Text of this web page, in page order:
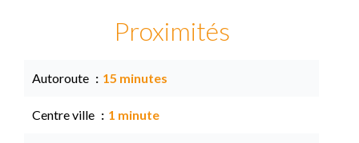
Proximités
Autoroute 15 minutes
Centre ville 1 minute